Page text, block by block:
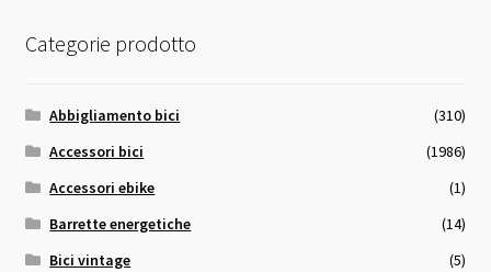
Categorie prodotto
Abbigliamento bici
(310)
Accessori bici
(1986)
Accessori ebike
(1)
Barrette energetiche
(14)
Bici vintage
(5)